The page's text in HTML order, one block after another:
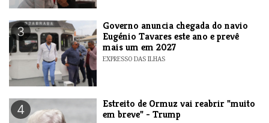
3
Governo anuncia chegada do navio
Eugénio Tavares este ano e prevê
mais um em 2027
EXPRESSO DAS ILHAS
4
Estreito de Ormuz vai reabrir "muito
em breve" - Trump